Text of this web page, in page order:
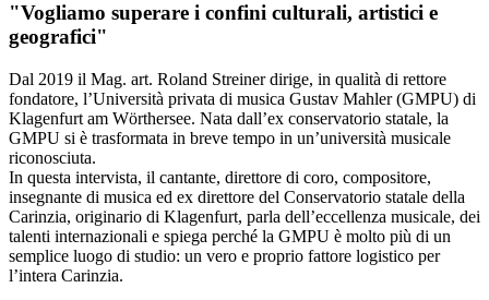
"Vogliamo superare i confini culturali, artistici e
geografici"
Dal 2019 il Mag. art. Roland Streiner dirige, in qualità di rettore
fondatore, l’Università privata di musica Gustav Mahler (GMPU) di
Klagenfurt am Wörthersee. Nata dall’ex conservatorio statale, la
GMPU si è trasformata in breve tempo in un’università musicale
riconosciuta.
In questa intervista, il cantante, direttore di coro, compositore,
insegnante di musica ed ex direttore del Conservatorio statale della
Carinzia, originario di Klagenfurt, parla dell’eccellenza musicale, dei
talenti internazionali e spiega perché la GMPU è molto più di un
semplice luogo di studio: un vero e proprio fattore logistico per
l’intera Carinzia.